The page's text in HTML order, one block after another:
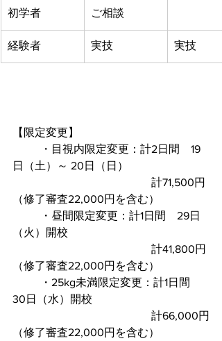
初学者 ご相談
経験者 実技 実技
【限定変更】
日（土）～ 20日（日）
（修了審査22,000円を含む）
（火）開校
（修了審査22,000円を含む）
30日（水）開校
（修了審査22,000円を含む）